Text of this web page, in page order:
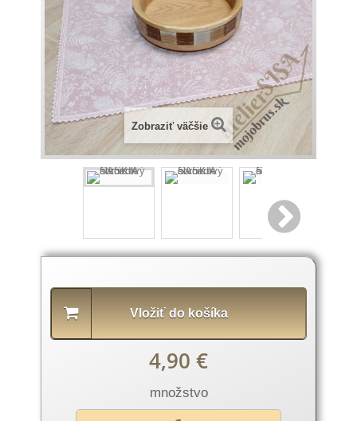
Zobraziť väčšie
Vložiť do košíka
4,90 €
množstvo
produktu